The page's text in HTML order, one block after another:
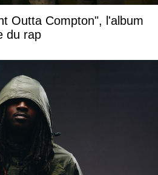
Outta Compton", l'album
du rap